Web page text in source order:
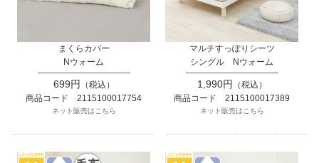
まくらカバー
Nウォーム
699円
（税込）
商品コード 2115100017754
ネット販売はこちら
マルチすっぽりシーツ
シングル Nウォーム
1,990円
（税込）
商品コード 2115100017389
ネット販売はこちら